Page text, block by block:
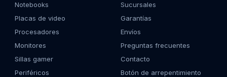
Notebooks
Placas de video
Procesadores
Monitores
Sillas gamer
Periféricos
Sucursales
Garantías
Envíos
Preguntas frecuentes
Contacto
Botón de arrepentimiento